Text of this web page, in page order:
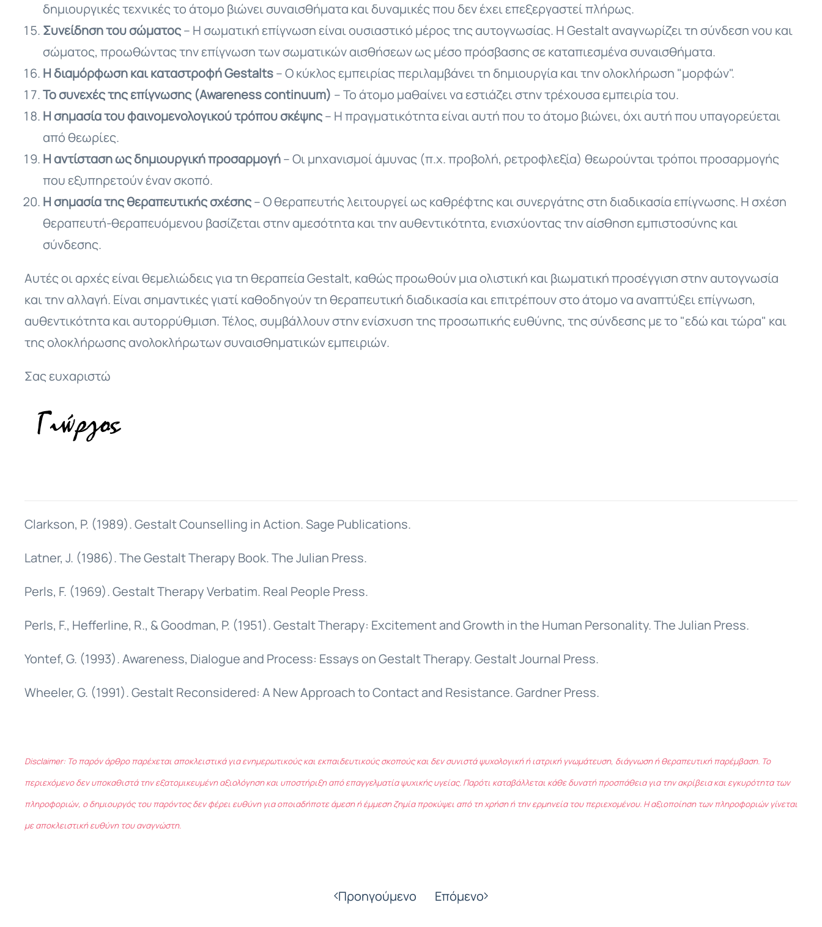
δημιουργικές τεχνικές το άτομο βιώνει συναισθήματα και δυναμικές που δεν έχει επεξεργαστεί πλήρως.
Συνείδηση του σώματος– Η σωματική επίγνωση είναι ουσιαστικό μέρος της αυτογνωσίας. Η Gestalt αναγνωρίζει τη σύνδεση νου και
σώματος, προωθώντας την επίγνωση των σωματικών αισθήσεων ως μέσο πρόσβασης σε καταπιεσμένα συναισθήματα.
Η διαμόρφωση και καταστροφή Gestalts– Ο κύκλος εμπειρίας περιλαμβάνει τη δημιουργία και την ολοκλήρωση "μορφών".
Το συνεχές της επίγνωσης (Awareness continuum) – Το άτομο μαθαίνει να εστιάζει στην τρέχουσα εμπειρία του.
Η σημασία του φαινομενολογικού τρόπου σκέψης– Η πραγματικότητα είναι αυτή που το άτομο βιώνει, όχι αυτή που υπαγορεύεται
από θεωρίες.
Η αντίσταση ως δημιουργική προσαρμογή– Οι μηχανισμοί άμυνας (π.χ. προβολή, ρετροφλεξία) θεωρούνται τρόποι προσαρμογής
που εξυπηρετούν έναν σκοπό.
Η σημασία της θεραπευτικής σχέσης– Ο θεραπευτής λειτουργεί ως καθρέφτης και συνεργάτης στη διαδικασία επίγνωσης. Η σχέση
θεραπευτή-θεραπευόμενου βασίζεται στην αμεσότητα και την αυθεντικότητα, ενισχύοντας την αίσθηση εμπιστοσύνης και
σύνδεσης.
Αυτές οι αρχές είναι θεμελιώδεις για τη θεραπεία Gestalt, καθώς προωθούν μια ολιστική και βιωματική προσέγγιση στην αυτογνωσία
και την αλλαγή. Είναι σημαντικές γιατί καθοδηγούν τη θεραπευτική διαδικασία και επιτρέπουν στο άτομο να αναπτύξει επίγνωση,
αυθεντικότητα και αυτορρύθμιση. Τέλος, συμβάλλουν στην ενίσχυση της προσωπικής ευθύνης, της σύνδεσης με το "εδώ και τώρα" και
της ολοκλήρωσης ανολοκλήρωτων συναισθηματικών εμπειριών.
Σας ευχαριστώ
Clarkson, P. (1989). Gestalt Counselling in Action. Sage Publications.
Latner, J. (1986). The Gestalt Therapy Book. The Julian Press.
Perls, F. (1969). Gestalt Therapy Verbatim. Real People Press.
Perls, F., Hefferline, R., & Goodman, P. (1951). Gestalt Therapy: Excitement and Growth in the Human Personality. The Julian Press.
Yontef, G. (1993). Awareness, Dialogue and Process: Essays on Gestalt Therapy. Gestalt Journal Press.
Wheeler, G. (1991). Gestalt Reconsidered: A New Approach to Contact and Resistance. Gardner Press.
Disclaimer: Το παρόν άρθρο παρέχεται αποκλειστικά για ενημερωτικούς και εκπαιδευτικούς σκοπούς και δεν συνιστά ψυχολογική ή ιατρική γνωμάτευση, διάγνωση ή θεραπευτική παρέμβαση. Το
περιεχόμενο δεν υποκαθιστά την εξατομικευμένη αξιολόγηση και υποστήριξη από επαγγελματία ψυχικής υγείας. Παρότι καταβάλλεται κάθε δυνατή προσπάθεια για την ακρίβεια και εγκυρότητα των
πληροφοριών, ο δημιουργός του παρόντος δεν φέρει ευθύνη για οποιαδήποτε άμεση ή έμμεση ζημία προκύψει από τη χρήση ή την ερμηνεία του περιεχομένου. Η αξιοποίηση των πληροφοριών γίνεται
με αποκλειστική ευθύνη του αναγνώστη.
Προηγούμενο Επόμενο